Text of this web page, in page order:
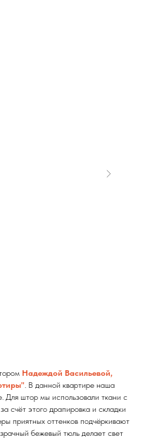
Надеждой Васильевой,
. В данной квартире наша
Для штор мы использовали ткани с
счёт этого драпировка и складки
приятных оттенков подчёркивают
бежевый тюль делает свет